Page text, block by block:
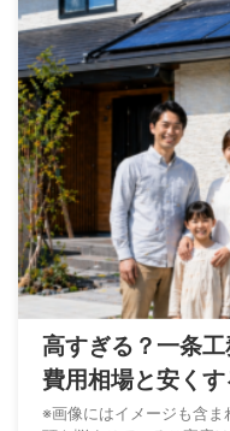
高すぎる？一条
費用相場と安く
※画像にはイメージも含ま